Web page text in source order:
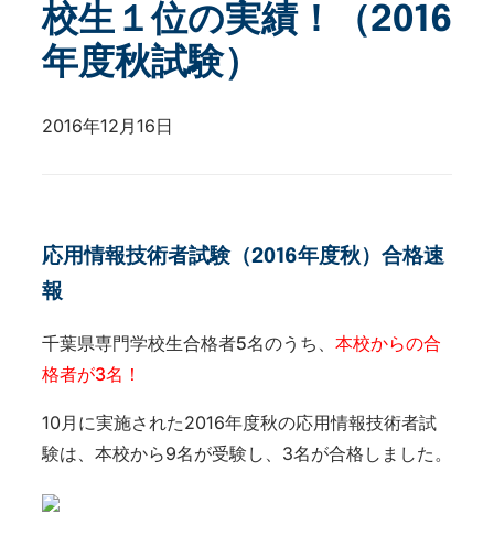
校生１位の実績！（2016
年度秋試験）
2016年12月16日
応用情報技術者試験（2016年度秋）合格速
報
千葉県専門学校生合格者5名のうち、 本校からの合
格者が3名！
10月に実施された2016年度秋の応用情報技術者試
験は、本校から9名が受験し、3名が合格しました。